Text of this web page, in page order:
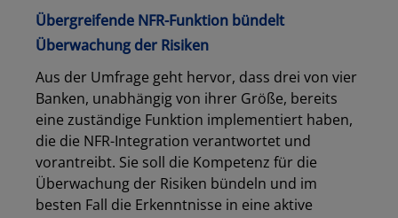
Übergreifende NFR-Funktion bündelt
Überwachung der Risiken
Aus der Umfrage geht hervor, dass drei von vier
Banken, unabhängig von ihrer Größe, bereits
eine zuständige Funktion implementiert haben,
die die NFR-Integration verantwortet und
vorantreibt. Sie soll die Kompetenz für die
Überwachung der Risiken bündeln und im
besten Fall die Erkenntnisse in eine aktive